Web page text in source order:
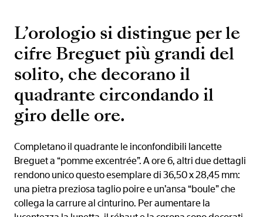
L’orologio si distingue per le
cifre Breguet più grandi del
solito, che decorano il
quadrante circondando il
giro delle ore.
Completano il quadrante le inconfondibili lancette
Breguet a “pomme excentrée”. A ore 6, altri due dettagli
rendono unico questo esemplare di 36,50 x 28,45 mm:
una pietra preziosa taglio poire e un’ansa “boule” che
collega la carrure al cinturino. Per aumentare la